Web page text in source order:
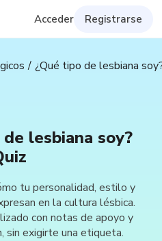
Acceder Registrarse
¿Qué tipo de lesbiana
lesbiana soy?
tu personalidad, estilo y
en la cultura lésbica.
con notas de apoyo y
sin exigirte una etiqueta.